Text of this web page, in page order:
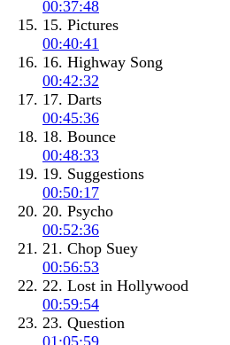
00:37:48
15. Pictures
00:40:41
16. Highway Song
00:42:32
17. Darts
00:45:36
18. Bounce
00:48:33
19. Suggestions
00:50:17
20. Psycho
00:52:36
21. Chop Suey
00:56:53
22. Lost in Hollywood
00:59:54
23. Question